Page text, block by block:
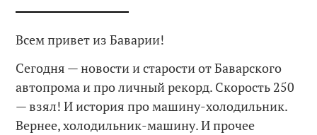
Всем привет из Баварии!
Сегодня — новости и старости от Баварского
автопрома и про личный рекорд. Скорость 250
— взял! И история про машину-холодильник.
Вернее, холодильник-машину.И прочее